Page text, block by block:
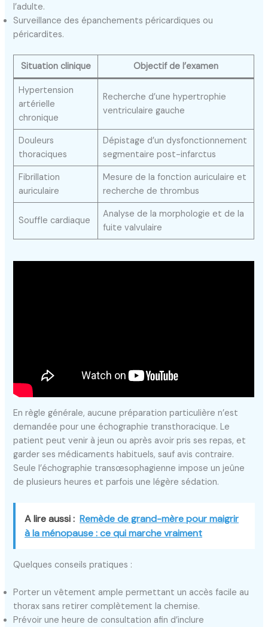
l’adulte.
Surveillance des épanchements péricardiques ou
péricardites.
Situation clinique Objectif de l’examen
Hypertension
artérielle
chronique
Recherche d’une hypertrophie
ventriculaire gauche
Douleurs
thoraciques
Dépistage d’un dysfonctionnement
segmentaire post-infarctus
Fibrillation
auriculaire
Mesure de la fonction auriculaire et
recherche de thrombus
Souffle cardiaque
Analyse de la morphologie et de la
fuite valvulaire
En règle générale, aucune préparation particulière n’est
demandée pour une échographie transthoracique. Le
patient peut venir à jeun ou après avoir pris ses repas, et
garder ses médicaments habituels, sauf avis contraire.
Seule l’échographie transœsophagienne impose un jeûne
de plusieurs heures et parfois une légère sédation.
A lire aussi : Remède de grand-mère pour maigrir
à la ménopause : ce qui marche vraiment
Quelques conseils pratiques :
Porter un vêtement ample permettant un accès facile au
thorax sans retirer complètement la chemise.
Prévoir une heure de consultation afin d’inclure